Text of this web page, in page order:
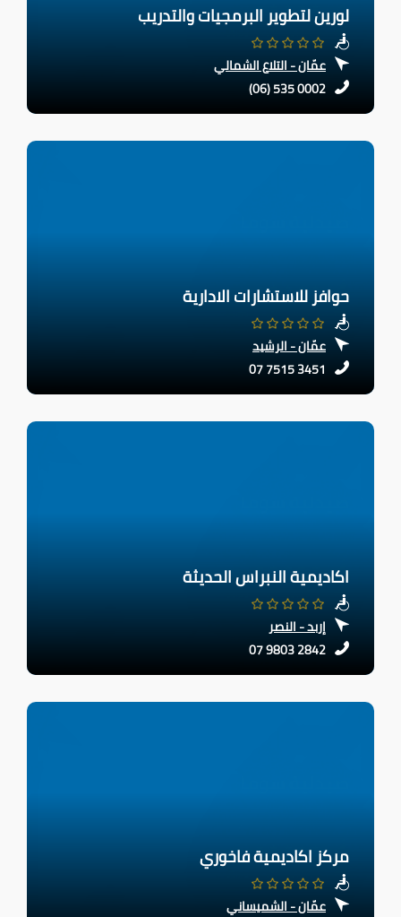
لورين لتطوير البرمجيات والتدريب
عمّان - التلاع الشمالي
(06) 535 0002
حوافز للاستشارات الادارية
عمّان - الرشيد
07 7515 3451
اكاديمية النبراس الحديثة
إربد - النصر
07 9803 2842
مركز اكاديمية فاخوري
عمّان - الشميساني